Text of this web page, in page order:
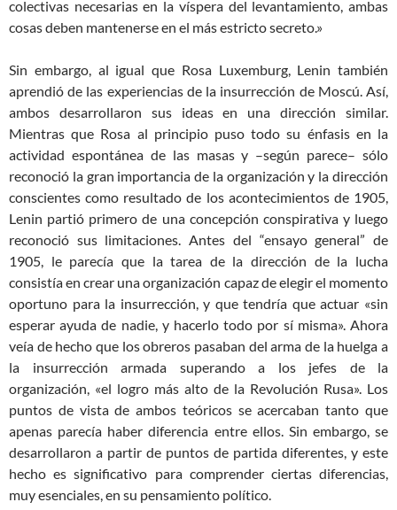
colectivas necesarias en la víspera del levantamiento, ambas
cosas deben mantenerse en el más estricto secreto.»
Sin embargo, al igual que Rosa Luxemburg, Lenin también
aprendió de las experiencias de la insurrección de Moscú. Así,
ambos desarrollaron sus ideas en una dirección similar.
Mientras que Rosa al principio puso todo su énfasis en la
actividad espontánea de las masas y –según parece– sólo
reconoció la gran importancia de la organización y la dirección
conscientes como resultado de los acontecimientos de 1905,
Lenin partió primero de una concepción conspirativa y luego
reconoció sus limitaciones. Antes del “ensayo general” de
1905, le parecía que la tarea de la dirección de la lucha
consistía en crear una organización capaz de elegir el momento
oportuno para la insurrección, y que tendría que actuar «sin
esperar ayuda de nadie, y hacerlo todo por sí misma». Ahora
veía de hecho que los obreros pasaban del arma de la huelga a
la insurrección armada superando a los jefes de la
organización, «el logro más alto de la Revolución Rusa». Los
puntos de vista de ambos teóricos se acercaban tanto que
apenas parecía haber diferencia entre ellos. Sin embargo, se
desarrollaron a partir de puntos de partida diferentes, y este
hecho es significativo para comprender ciertas diferencias,
muy esenciales, en su pensamiento político.